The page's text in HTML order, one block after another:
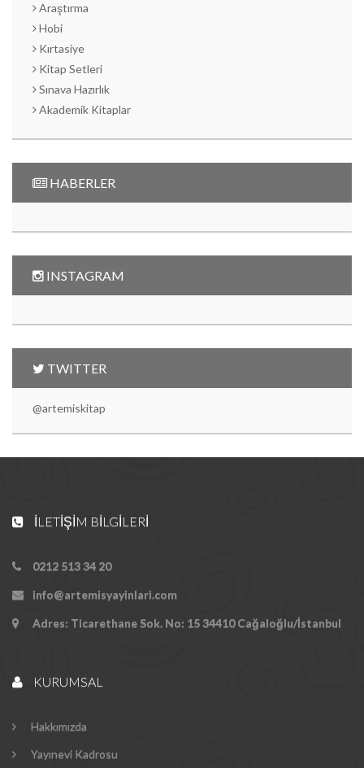
Araştırma
Hobi
Kırtasiye
Kitap Setleri
Sınava Hazırlık
Akademik Kitaplar
HABERLER
INSTAGRAM
TWITTER
@artemiskitap
İLETIŞIM BILGILERI
0212 513 34 20
info@artemisyayinlari.com
Adres: Ticarethane Sok. No: 15 34410 Cağaloğlu/İstanbul
KURUMSAL
Hakkımızda
Yayınevi Kadrosu